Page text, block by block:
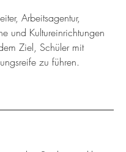
Arbeitsagentur,
und Kultureinrichtungen
Ziel, Schüler mit
zu führen.